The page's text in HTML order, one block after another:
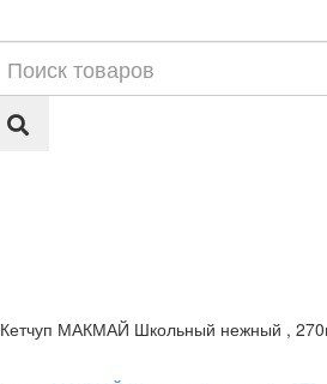
Кетчуп МАКМАЙ Школьный нежный ,